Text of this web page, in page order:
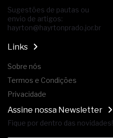
Sugestões de pautas ou
envio de artigos:
hayrton@hayrtonprado.jor.br
Links
Sobre nós
Termos e Condições
Privacidade
Assine nossa Newsletter
Fique por dentro das novidades!